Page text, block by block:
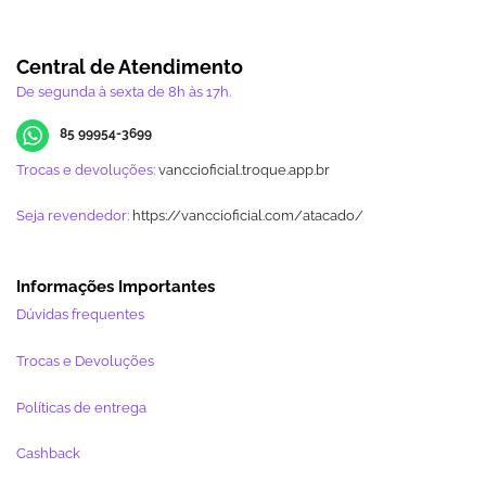
Central de Atendimento
De segunda à sexta de 8h às 17h.
85 99954-3699
Trocas e devoluções: vanccioficial.troque.app.br
Seja revendedor: https://vanccioficial.com/atacado/
Informações Importantes
Dúvidas frequentes
Trocas e Devoluções
Políticas de entrega
Cashback